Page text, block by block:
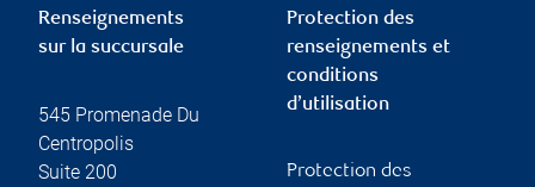
Renseignements
sur la succursale
545 Promenade Du
Centropolis
Suite 200
Protection des
renseignements et
conditions
d’utilisation
Protection des